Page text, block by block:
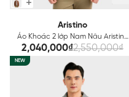
Aristino
Áo Khoác 2 lớp Nam Nâu Aristino
Regular Fit AJK606EDP01
2,040,000₫2,550,000₫
NEW